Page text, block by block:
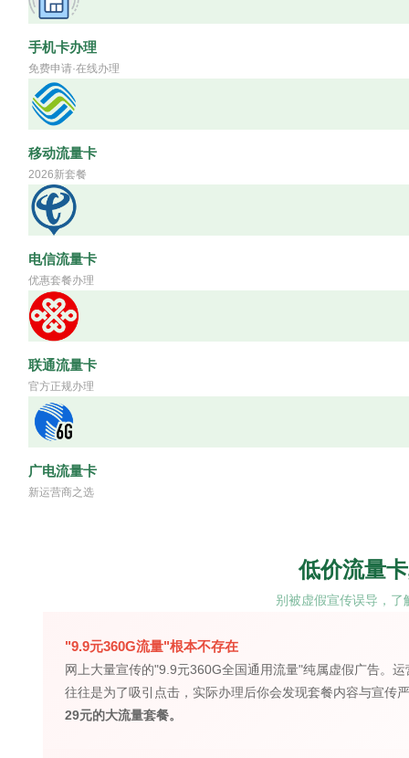
手机卡办理
免费申请·在线办理
移动流量卡
2026新套餐
电信流量卡
优惠套餐办理
联通流量卡
官方正规办理
广电流量卡
新运营商之选
低价流量
别被虚假宣传误导，了
"9.9元360G流量"根本不存在
网上大量宣传的"9.9元360G全国通用流量"纯属虚假广告。
往往是为了吸引点击，实际办理后你会发现套餐内容与宣传
29元的大流量套餐。